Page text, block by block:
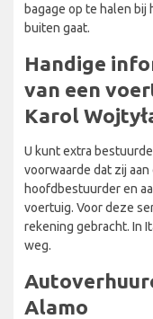
bagage op te halen
buiten gaat.
Handige
van een
Karol
U kunt extra
voorwaarde dat zij
hoofdbestuurder en
voertuig. Voor deze
rekening gebracht. In
weg.
Alamo